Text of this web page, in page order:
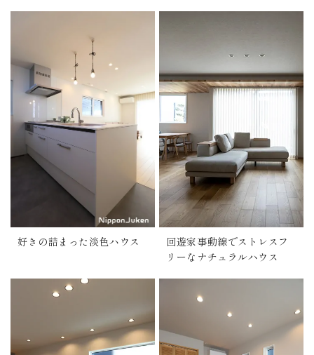
好きの詰まった淡色ハウス
回遊家事動線でストレスフ
リーなナチュラルハウス